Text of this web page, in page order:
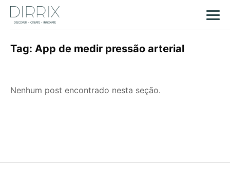
Tag: App de medir pressão arterial
Nenhum post encontrado nesta seção.